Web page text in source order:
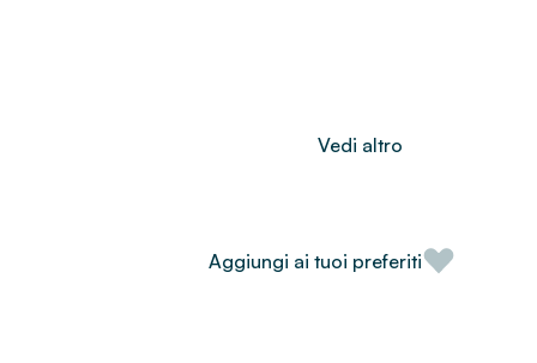
Vedi altro
Aggiungi ai tuoi preferiti